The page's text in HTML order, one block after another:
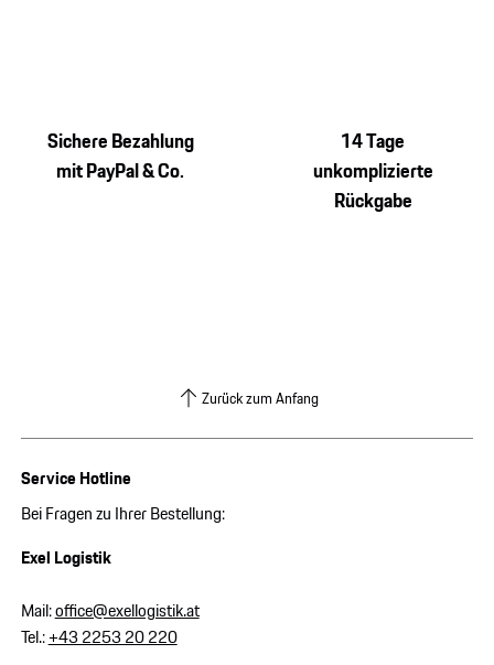
Sichere Bezahlung
mit PayPal & Co.
14 Tage
unkomplizierte
Rückgabe
Zurück zum Anfang
Service Hotline
Bei Fragen zu Ihrer Bestellung:
Exel Logistik
Mail:office@exellogistik.at
Tel.:+43 2253 20 220